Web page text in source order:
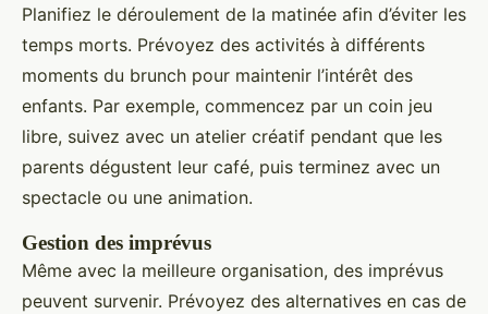
Planifiez le déroulement de la matinée afin d’éviter les
temps morts. Prévoyez des activités à différents
moments du brunch pour maintenir l’intérêt des
enfants. Par exemple, commencez par un coin jeu
libre, suivez avec un atelier créatif pendant que les
parents dégustent leur café, puis terminez avec un
spectacle ou une animation.
Gestion des imprévus
Même avec la meilleure organisation, des imprévus
peuvent survenir. Prévoyez des alternatives en cas de